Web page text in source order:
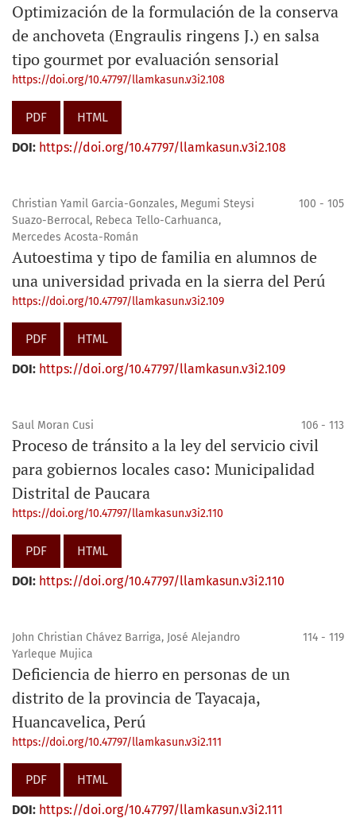
Optimización de la formulación de la conserva
de anchoveta (Engraulis ringens J.) en salsa
tipo gourmet por evaluación sensorial
https://doi.org/10.47797/llamkasun.v3i2.108
PDF
HTML
DOI: https://doi.org/10.47797/llamkasun.v3i2.108
Christian Yamil Garcia-Gonzales, Megumi Steysi
Suazo-Berrocal, Rebeca Tello-Carhuanca,
Mercedes Acosta-Román
100 - 105
Autoestima y tipo de familia en alumnos de
una universidad privada en la sierra del Perú
https://doi.org/10.47797/llamkasun.v3i2.109
PDF
HTML
DOI: https://doi.org/10.47797/llamkasun.v3i2.109
Saul Moran Cusi 106 - 113
Proceso de tránsito a la ley del servicio civil
para gobiernos locales caso: Municipalidad
Distrital de Paucara
https://doi.org/10.47797/llamkasun.v3i2.110
PDF
HTML
DOI: https://doi.org/10.47797/llamkasun.v3i2.110
John Christian Chávez Barriga, José Alejandro
Yarleque Mujica
114 - 119
Deficiencia de hierro en personas de un
distrito de la provincia de Tayacaja,
Huancavelica, Perú
https://doi.org/10.47797/llamkasun.v3i2.111
PDF
HTML
DOI: https://doi.org/10.47797/llamkasun.v3i2.111